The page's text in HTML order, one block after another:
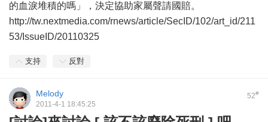
的血淚堆積的嗎」，決定協助家屬聲請國賠。
http://tw.nextmedia.com/rnews/article/SecID/102/art_id/211
53/IssueID/20110325
支持 反對
52#
Melody
2011-4-1 18:45:25